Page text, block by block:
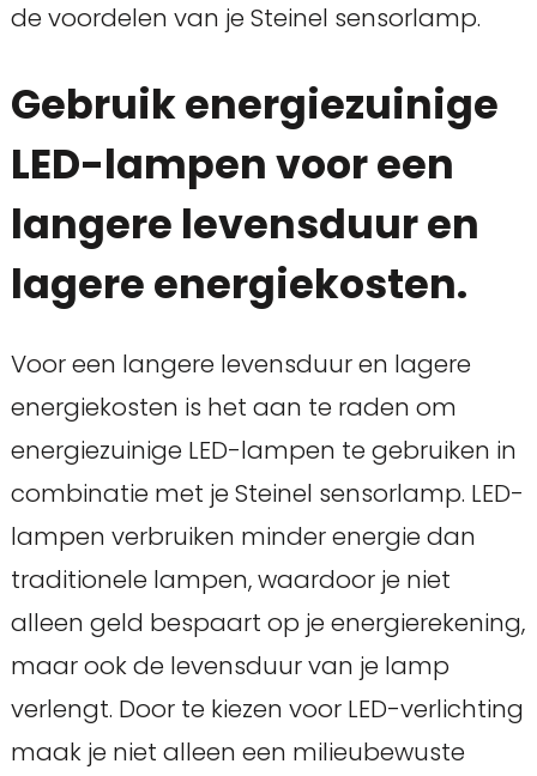
de voordelen van je Steinel sensorlamp.
Gebruik energiezuinige
LED-lampen voor een
langere levensduur en
lagere energiekosten.
Voor een langere levensduur en lagere
energiekosten is het aan te raden om
energiezuinige LED-lampen te gebruiken in
combinatie met je Steinel sensorlamp. LED-
lampen verbruiken minder energie dan
traditionele lampen, waardoor je niet
alleen geld bespaart op je energierekening,
maar ook de levensduur van je lamp
verlengt. Door te kiezen voor LED-verlichting
maak je niet alleen een milieubewuste